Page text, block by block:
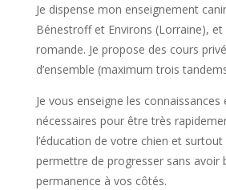
Je dispense mon enseignement
Bénestroff et Environs (Lorraine), et
romande. Je propose des cours
d’ensemble (maximum trois
Je vous enseigne les
nécessaires pour être très
l’éducation de votre chien et
permettre de progresser sans avoir
permanence à vos côtés.